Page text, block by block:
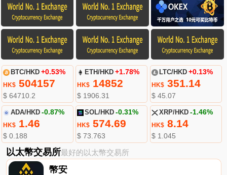
BTC/HKD +0.53%
HK$504157
$ 64710.2
ETH/HKD +1.78%
HK$ 14852
$ 1906.31
LTC/HKD +0.13%
HK$351.14
$ 45.07
ADA/HKD -0.87%
HK$1.46
$ 0.188
SOL/HKD -0.31%
HK$ 574.69
$ 73.763
XRP/HKD -1.46%
HK$8.14
$ 1.045
以太幣交易所最好的以太幣交易所
幣安